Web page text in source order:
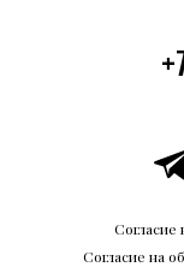
Согласие на
Согласие